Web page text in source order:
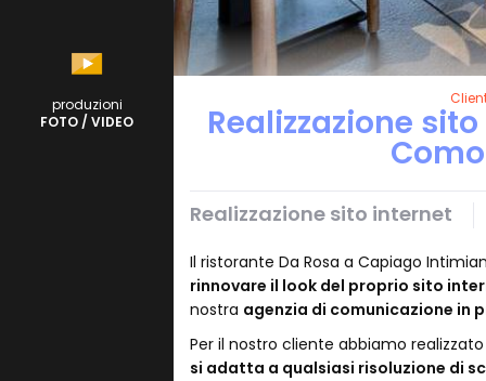
produzioni
FOTO / VIDEO
Realizzazione
Realizzazione sito internet
Il ristorante Da Rosa a Capiago
rinnovare il look del proprio sito
nostra agenzia di comunicazione in
Per il nostro cliente abbiamo
si adatta a qualsiasi risoluzione di